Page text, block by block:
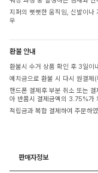
지퍼의 뻣뻣한 움직임, 신발이나
우
환불 안내
환불시 수거 상품 확인 후 3일이
예치금으로 환불 시 다시 원결제
핸드폰 결제후 부분 취소 또는
아 반품시 결제금액의 3.75%가
적립금과 복합 결제하여 주문하
판매자정보